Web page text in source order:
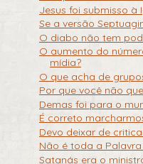
Jesus foi submisso à
Se a versão
O diabo não tem
O aumento do
mídia?
O que acha de
Por que você não
Demas foi para o
É correto
Devo deixar de
Não é toda a
Satanás era o